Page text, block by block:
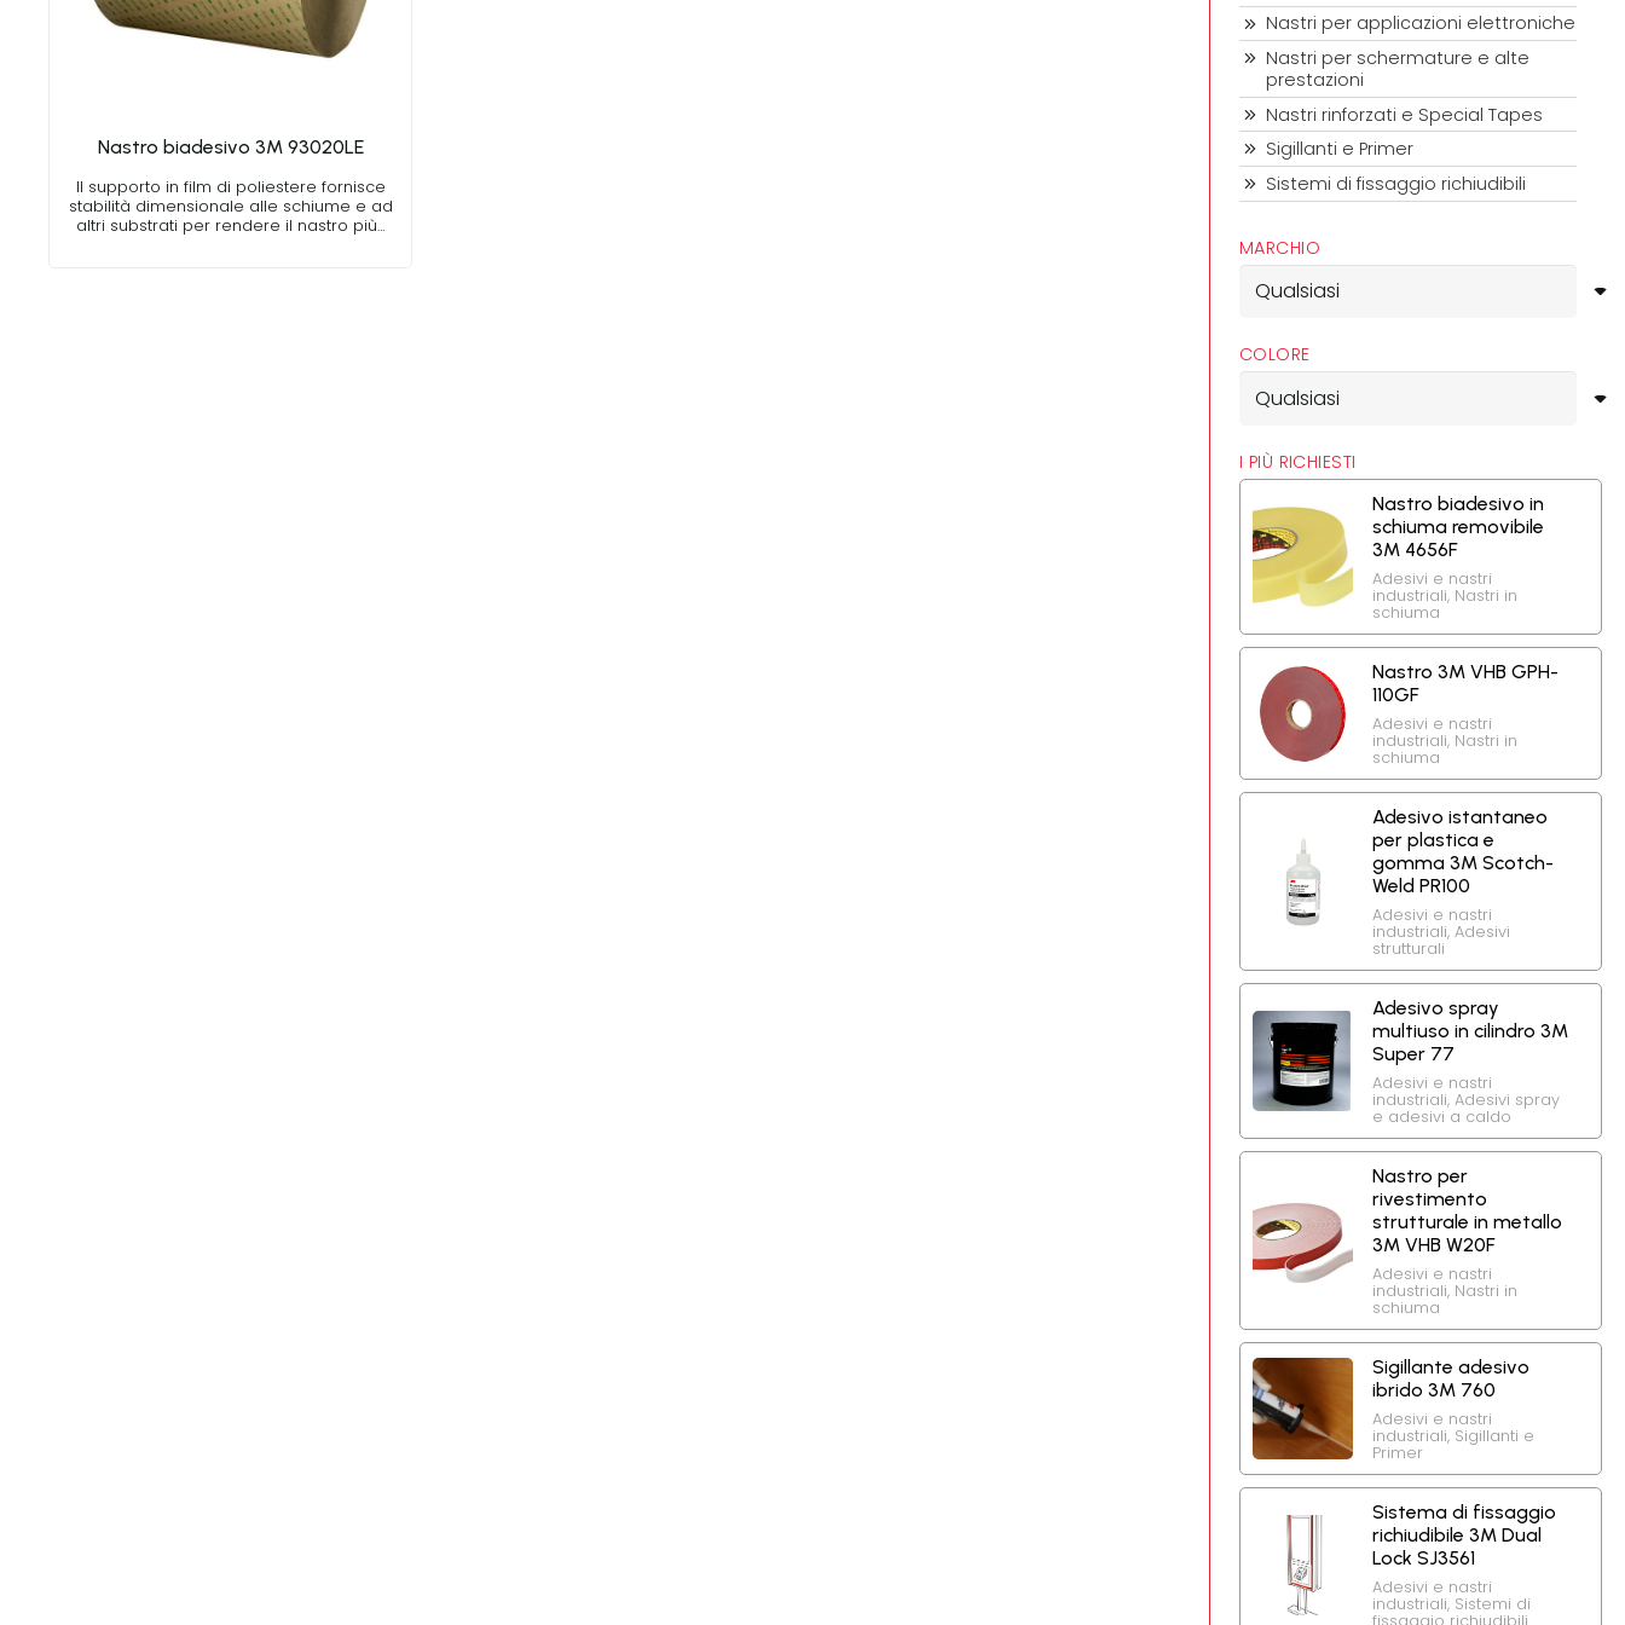
Nastro biadesivo 3M 93020LE
Il supporto in film di poliestere fornisce
stabilità dimensionale alle schiume e ad
altri substrati per rendere il nastro più…
Nastri per applicazioni elettroniche
Nastri per schermature e alte
prestazioni
Nastri rinforzati e Special Tapes
Sigillanti e Primer
Sistemi di fissaggio richiudibili
MARCHIO
COLORE
I PIÙ RICHIESTI
Nastro biadesivo in
schiuma removibile
3M 4656F
Adesivi e nastri
industriali, Nastri in
schiuma
Nastro 3M VHB GPH-
110GF
Adesivi e nastri
industriali, Nastri in
schiuma
Adesivo istantaneo
per plastica e
gomma 3M Scotch-
Weld PR100
Adesivi e nastri
industriali,Adesivi
strutturali
Adesivo spray
multiuso in cilindro 3M
Super 77
Adesivi e nastri
industriali,Adesivi spray
e adesivi a caldo
Nastro per
rivestimento
strutturale in metallo
3M VHB W20F
Adesivi e nastri
industriali, Nastri in
schiuma
Sigillante adesivo
ibrido 3M 760
Adesivi e nastri
industriali, Sigillanti e
Primer
Sistema di fissaggio
richiudibile 3M Dual
Lock SJ3561
Adesivi e nastri
industriali, Sistemi di